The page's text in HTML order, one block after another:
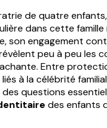
de quatre
dans cette famille
son engagement
peu à peu les
Entre
à la célébrité
questions
des enfants